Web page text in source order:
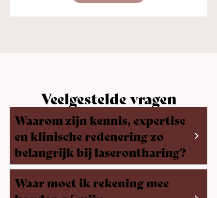
Veelgestelde vragen
Waarom zijn kennis, expertise
en klinische redenering zo
belangrijk bij laserontharing?
Omdat geen enkele huid, haarstructuur of cliënt hetzelfde is.
Succesvolle laserontharing draait niet alleen om het apparaat,
Waar moet ik rekening mee